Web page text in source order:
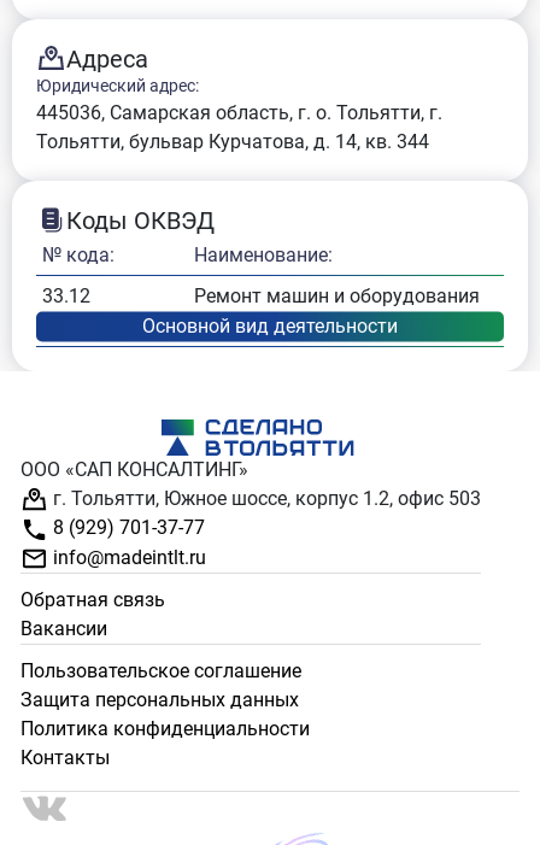
Адреса
Юридический адрес:
445036, Самарская область, г. о. Тольятти, г.
Тольятти, бульвар Курчатова, д. 14, кв. 344
Коды ОКВЭД
№ кода:
Наименование:
33.12
Ремонт машин и оборудования
ООО «САП КОНСАЛТИНГ»
г. Тольятти, Южное шоссе, корпус 1.2, офис 503
8 (929) 701-37-77
info@madeintlt.ru
Обратная связь
Вакансии
Пользовательское соглашение
Защита персональных данных
Политика конфиденциальности
Контакты